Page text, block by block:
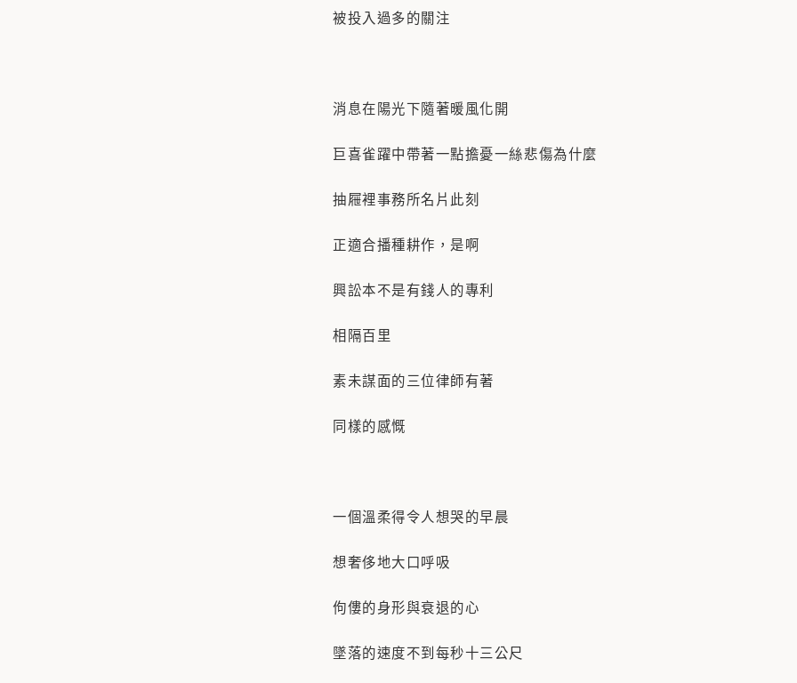
被投入過多的關注
消息在陽光下隨著暖風化開
巨喜雀躍中帶著一點擔憂一絲悲傷為什麼
抽屜裡事務所名片此刻
正適合播種耕作，是啊
興訟本不是有錢人的專利
相隔百里
素未謀面的三位律師有著
同樣的感慨
一個溫柔得令人想哭的早晨
想奢侈地大口呼吸
佝僂的身形與衰退的心
墜落的速度不到每秒十三公尺